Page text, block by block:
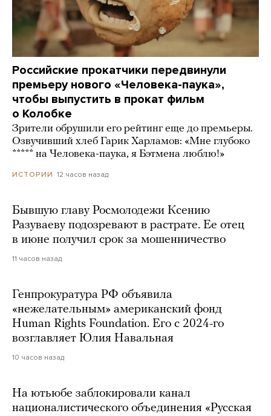
Российские прокатчики передвинули
премьеру нового «Человека-паука»,
чтобы выпустить в прокат фильм
о Колобке
Зрители обрушили его рейтинг еще до премьеры.
Озвучивший хлеб Гарик Харламов: «Мне глубоко
***** на Человека-паука, я Бэтмена люблю!»
ИСТОРИИ 12 часов назад
Бывшую главу Росмолодежи Ксению
Разуваеву подозревают в растрате. Ее отец
в июне получил срок за мошенничество
11 часов назад
Генпрокуратура РФ объявила
«нежелательным» американский фонд
Human Rights Foundation. Его с 2024-го
возглавляет Юлия Навальная
10 часов назад
На ютьюбе заблокировали канал
националистического объединения «Русская